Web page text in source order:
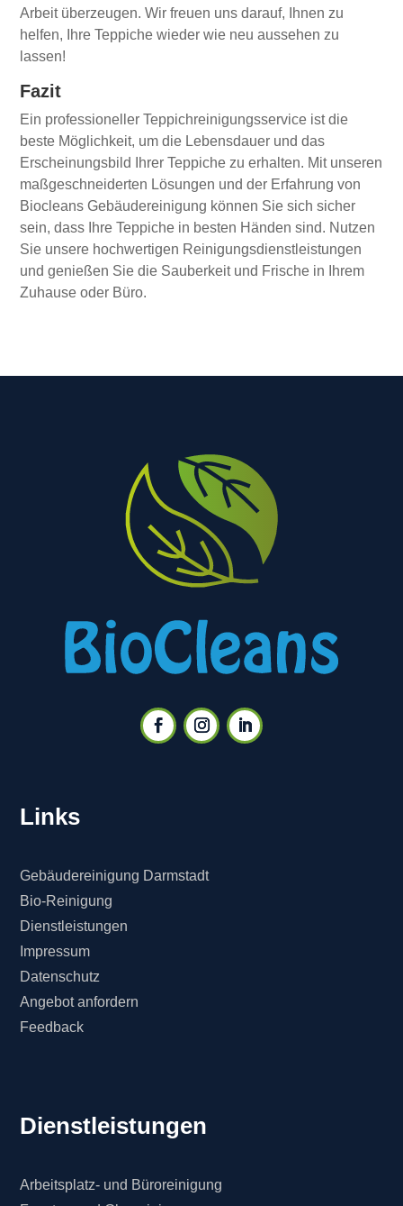
Arbeit überzeugen. Wir freuen uns darauf, Ihnen zu
helfen, Ihre Teppiche wieder wie neu aussehen zu
lassen!
Fazit
Ein professioneller Teppichreinigungsservice ist die
beste Möglichkeit, um die Lebensdauer und das
Erscheinungsbild Ihrer Teppiche zu erhalten. Mit unseren
maßgeschneiderten Lösungen und der Erfahrung von
Biocleans Gebäudereinigung können Sie sich sicher
sein, dass Ihre Teppiche in besten Händen sind. Nutzen
Sie unsere hochwertigen Reinigungsdienstleistungen
und genießen Sie die Sauberkeit und Frische in Ihrem
Zuhause oder Büro.
Links
Gebäudereinigung Darmstadt
Bio-Reinigung
Dienstleistungen
Impressum
Datenschutz
Angebot anfordern
Feedback
Dienstleistungen
Arbeitsplatz- und Büroreinigung